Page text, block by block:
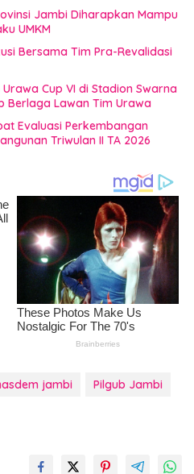
Jambi Diharapkan Mampu
UMKM
Bersama Tim Pra-Revalidasi
Cup VI di Stadion Swarna
Berlaga Lawan Tim Urawa
Evaluasi Perkembangan
Triwulan II TA 2026
jambi
Pilgub Jambi